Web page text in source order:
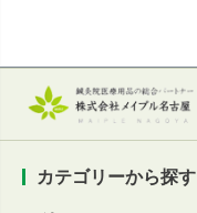
カテゴリーから探す